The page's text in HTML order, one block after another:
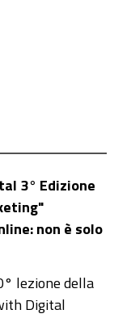
3° Edizione
non è solo
lezione della
Digital